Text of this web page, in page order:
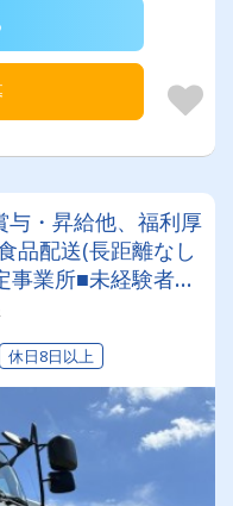
与・昇給他、福利厚
品配送(長距離なし
事業所■未経験者・
■資格取得制度(大
休日8日以上